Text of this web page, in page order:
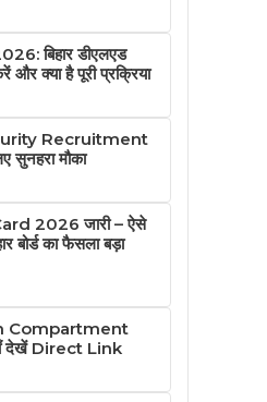
बिहार डीएलएड
क्या है पूरी प्रक्रिया
Recruitment
सुनहरा मौका
2026 जारी – ऐसे
बोर्ड का फैसला बड़ा
Compartment
देखें Direct Link